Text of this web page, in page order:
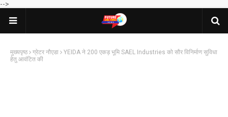
-->
मुख्यपृष्ठ ग्रेटर नौएडा
YEIDA ने 200 एकड़ भूमि SAEL Industries को सौर विनिर्माण सुविधा
हेतु आवंटित की